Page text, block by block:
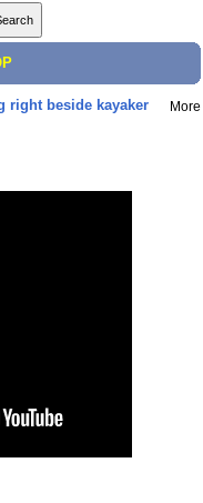
right beside kayaker More